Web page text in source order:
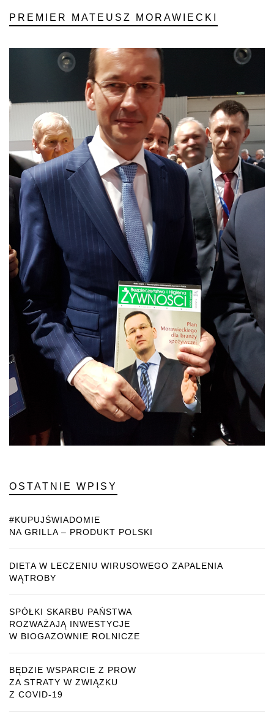
PREMIER MATEUSZ MORAWIECKI
OSTATNIE WPISY
#KUPUJŚWIADOMIE
NA GRILLA – PRODUKT POLSKI
DIETA W LECZENIU WIRUSOWEGO ZAPALENIA
WĄTROBY
SPÓŁKI SKARBU PAŃSTWA
ROZWAŻAJĄ INWESTYCJE
W BIOGAZOWNIE ROLNICZE
BĘDZIE WSPARCIE Z PROW
ZA STRATY W ZWIĄZKU
Z COVID-19